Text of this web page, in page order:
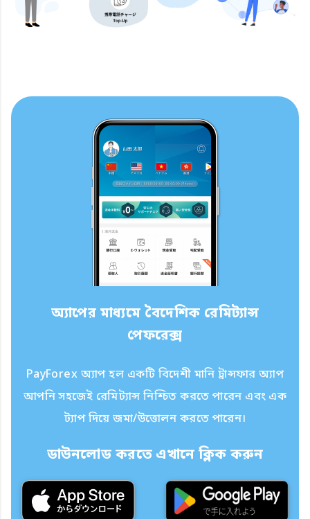
অ্যাপের মাধ্যমে বৈদেশিক রেমিট্যান্স
পেফরেক্স
PayForex অ্যাপ হল একটি বিদেশী মানি ট্রান্সফার অ্যাপ
আপনি সহজেই রেমিট্যান্স নিশ্চিত করতে পারেন এবং এক
ট্যাপ দিয়ে জমা/উত্তোলন করতে পারেন।
ডাউনলোড করতে এখানে ক্লিক করুন